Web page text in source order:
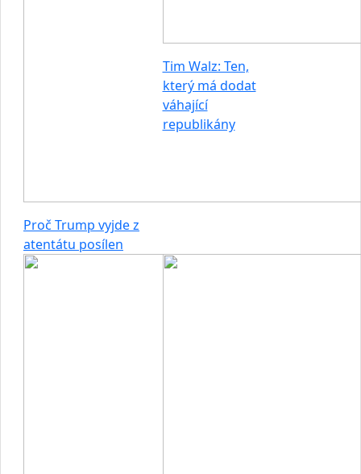
Proč Trump vyjde z
atentátu posílen
Tim Walz: Ten,
který má dodat
váhající
republikány